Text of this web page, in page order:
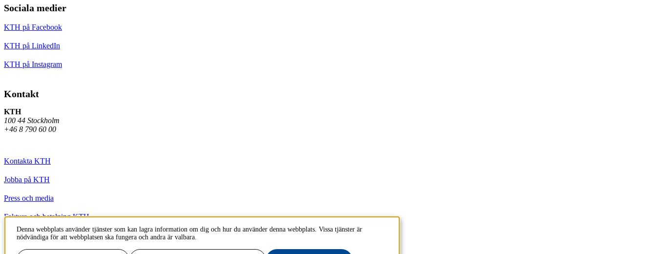
Sociala medier
KTH på Facebook
KTH på LinkedIn
KTH på Instagram
Kontakt
KTH
100 44 Stockholm
+46 8 790 60 00
Kontakta KTH
Jobba på KTH
Press och media
Faktura och betalning KTH
Om KTH:s webbplatser
Denna webbplats använder tjänster som kan lagra information om dig och hur du använder denna webbplats. Vissa tjänster är
nödvändiga för att webbplatsen ska fungera och andra är valbara.